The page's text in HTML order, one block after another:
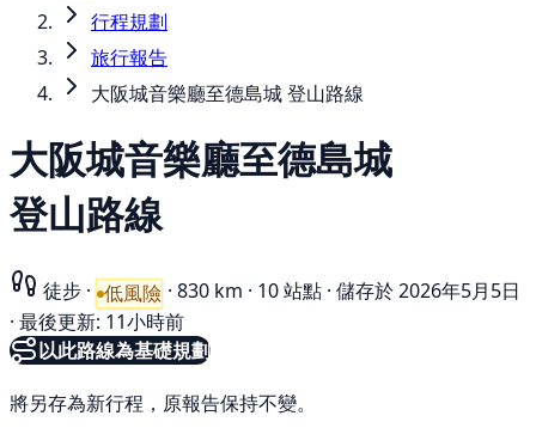
行程規劃
旅行報告
大阪城音樂廳至德島城 登山路線
大阪城音樂廳至德島城
登山路線
徒步 · 低風險 · 830 km · 10 站點 · 儲存於 2026年5月5日
· 最後更新: 11小時前
以此路線為基礎規劃
將另存為新行程，原報告保持不變。